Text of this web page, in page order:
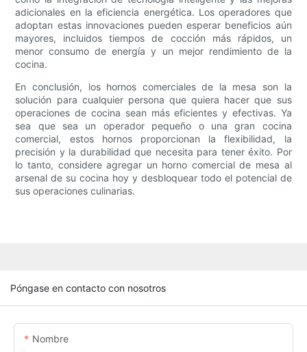
adicionales en la eficiencia energética. Los operadores que
adoptan estas innovaciones pueden esperar beneficios aún
mayores, incluidos tiempos de cocción más rápidos, un
menor consumo de energía y un mejor rendimiento de la
cocina.
En conclusión, los hornos comerciales de la mesa son la
solución para cualquier persona que quiera hacer que sus
operaciones de cocina sean más eficientes y efectivas. Ya
sea que sea un operador pequeño o una gran cocina
comercial, estos hornos proporcionan la flexibilidad, la
precisión y la durabilidad que necesita para tener éxito. Por
lo tanto, considere agregar un horno comercial de mesa al
arsenal de su cocina hoy y desbloquear todo el potencial de
sus operaciones culinarias.
Póngase en contacto con nosotros
Nombre